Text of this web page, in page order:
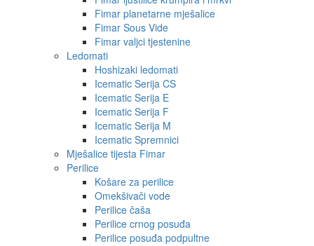
Fimar planetarne mješalice
Fimar Sous Vide
Fimar valjci tjestenine
Ledomati
Hoshizaki ledomati
Icematic Serija CS
Icematic Serija E
Icematic Serija F
Icematic Serija M
Icematic Spremnici
Mješalice tijesta Fimar
Perilice
Košare za perilice
Omekšivači vode
Perilice čaša
Perilice crnog posuđa
Perilice posuđa podpultne